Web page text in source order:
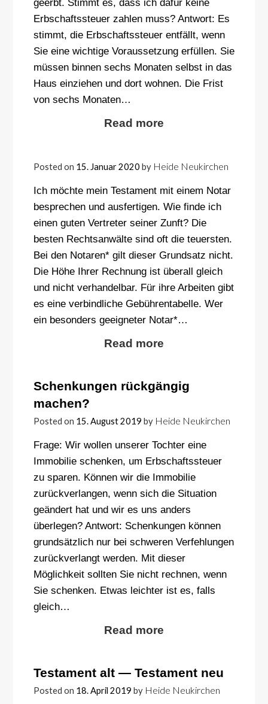
geerbt. Stimmt es, dass ich dafür keine
Erbschaftssteuer zahlen muss? Antwort: Es
stimmt, die Erbschaftssteuer entfällt, wenn
Sie eine wichtige Voraussetzung erfüllen. Sie
müssen binnen sechs Monaten selbst in das
Haus einziehen und dort wohnen. Die Frist
von sechs Monaten…
Read more
Posted on 15. Januar 2020 by Heide Neukirchen
Ich möchte mein Testament mit einem Notar
besprechen und ausfertigen. Wie finde ich
einen guten Vertreter seiner Zunft? Die
besten Rechtsanwälte sind oft die teuersten.
Bei den Notaren* gilt dieser Grundsatz nicht.
Die Höhe Ihrer Rechnung ist überall gleich
und nicht verhandelbar. Für ihre Arbeiten gibt
es eine verbindliche Gebührentabelle. Wer
ein besonders geeigneter Notar*…
Read more
Schenkungen rückgängig
machen?
Posted on 15. August 2019 by Heide Neukirchen
Frage: Wir wollen unserer Tochter eine
Immobilie schenken, um Erbschaftssteuer
zu sparen. Können wir die Immobilie
zurückverlangen, wenn sich die Situation
geändert hat und wir es uns anders
überlegen? Antwort: Schenkungen können
grundsätzlich nur bei schweren Verfehlungen
zurückverlangt werden. Mit dieser
Möglichkeit sollten Sie nicht rechnen, wenn
Sie schenken. Etwas leichter ist es, falls
gleich…
Read more
Testament alt — Testament neu
Posted on 18. April 2019 by Heide Neukirchen